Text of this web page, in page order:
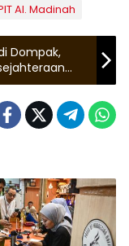
Al. Madinah
Dompak,